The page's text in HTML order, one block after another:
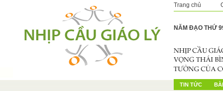
Trang chủ
NĂM ĐẠO THỨ
TIN TỨC